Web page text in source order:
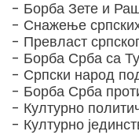
- Борба Зете и
- Снажење
- Превласт
- Борба Срба са
- Српски народ
- Борба Срба
- Културно
- Културно